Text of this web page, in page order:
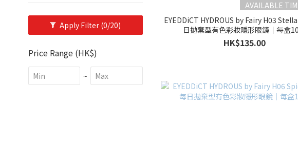
Apply Filter (0/20)
Price Range (HK$)
~
AVAILABLE
EYEDDiCT HYDROUS by Fairy H03
日拋棄型有色彩妝隱形眼鏡｜每盒
HK$135.00